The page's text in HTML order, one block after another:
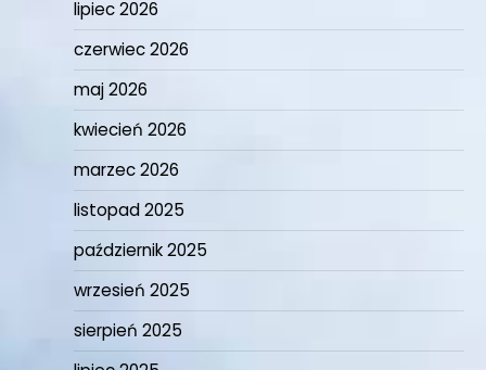
lipiec 2026
czerwiec 2026
maj 2026
kwiecień 2026
marzec 2026
listopad 2025
październik 2025
wrzesień 2025
sierpień 2025